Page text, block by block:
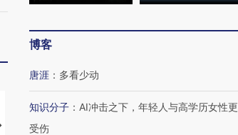
马航飞行员跨国走私7万
博客
唐涯 ： 多看少动
知识分子 ： AI冲击之下，年轻人与高学历女性更
受伤